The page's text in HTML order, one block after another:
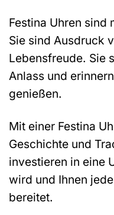
Festina Uhren sind
Sie sind Ausdruck
Lebensfreude. Sie
Anlass und
genießen.
Mit einer Festina
Geschichte und
investieren in eine
wird und Ihnen
bereitet.